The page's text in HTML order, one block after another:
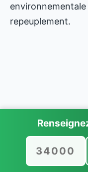
repeuplement.